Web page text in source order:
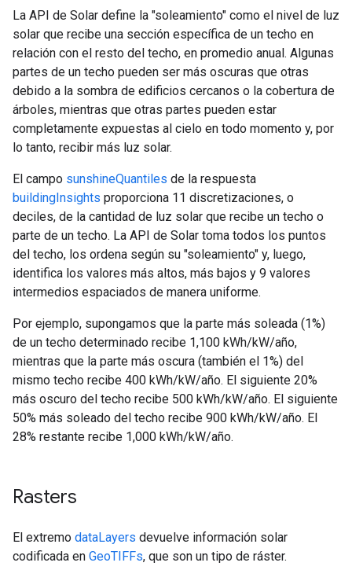
La API de Solar define la "soleamiento" como el nivel de luz
solar que recibe una sección específica de un techo en
relación con el resto del techo, en promedio anual. Algunas
partes de un techo pueden ser más oscuras que otras
debido a la sombra de edificios cercanos o la cobertura de
árboles, mientras que otras partes pueden estar
completamente expuestas al cielo en todo momento y, por
lo tanto, recibir más luz solar.
El campo sunshineQuantiles de la respuesta
buildingInsights proporciona 11 discretizaciones, o
deciles, de la cantidad de luz solar que recibe un techo o
parte de un techo. La API de Solar toma todos los puntos
del techo, los ordena según su "soleamiento" y, luego,
identifica los valores más altos, más bajos y 9 valores
intermedios espaciados de manera uniforme.
Por ejemplo, supongamos que la parte más soleada (1%)
de un techo determinado recibe 1,100 kWh/kW/año,
mientras que la parte más oscura (también el 1%) del
mismo techo recibe 400 kWh/kW/año. El siguiente 20%
más oscuro del techo recibe 500 kWh/kW/año. El siguiente
50% más soleado del techo recibe 900 kWh/kW/año. El
28% restante recibe 1,000 kWh/kW/año.
Rasters
El extremo dataLayers devuelve información solar
codificada en GeoTIFFs, que son un tipo de ráster.